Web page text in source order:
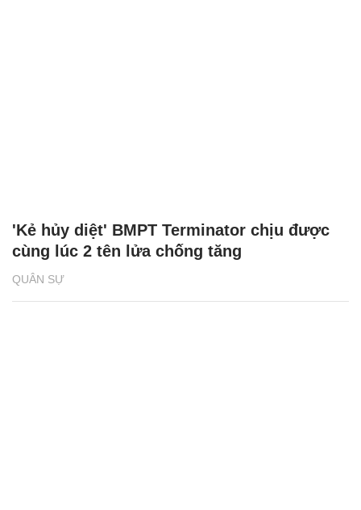
QUÂN SỰ
'Kẻ hủy diệt' BMPT Terminator chịu được
cùng lúc 2 tên lửa chống tăng